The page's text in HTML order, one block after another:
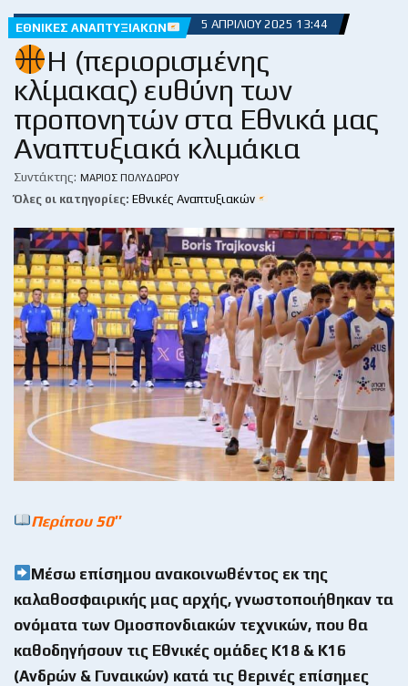
ΕΘΝΙΚΈΣ ΑΝΑΠΤΥΞΙΑΚΏΝ 5 ΑΠΡΙΛΊΟΥ 2025 13:44
H (περιορισμένης
κλίμακας) ευθύνη των
προπονητών στα Εθνικά μας
Αναπτυξιακά κλιμάκια
Συντάκτης: ΜΆΡΙΟΣ ΠΟΛΥΔΏΡΟΥ
Όλες οι κατηγορίες: Εθνικές Αναπτυξιακών
Περίπου 50″
Μέσω επίσημου ανακοινωθέντος εκ της
καλαθοσφαιρικής μας αρχής, γνωστοποιήθηκαν τα
ονόματα των Ομοσπονδιακών τεχνικών, που θα
καθοδηγήσουν τις Εθνικές ομάδες Κ18 & Κ16
(Ανδρών & Γυναικών) κατά τις θερινές επίσημες